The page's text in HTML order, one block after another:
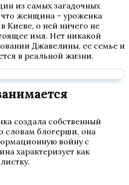
из самых загадочных
женщина – уроженка
Киеве, о ней ничего не
имя. Нет никакой
Джавелины, ее семье и
в реальной жизни.
создала собственный
словам блогерши, она
войну с
характеризует как